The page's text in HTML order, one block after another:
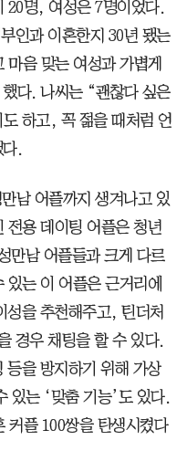
20명, 여성은 7명이었다.
인과 이혼한지 30년 됐는
음 맞는 여성과 가볍게
다. 나씨는 “괜찮다 싶은
하고, 꼭 젊을 때처럼 언
.
남 어플까지 생겨나고 있
전용 데이팅 어플은 청년
만남 어플들과 크게 다르
는 이 어플은 근거리에
성을 추천해주고, 틴더처
경우 채팅을 할 수 있다.
등을 방지하기 위해 가상
있는 ‘맞춤 기능’도 있다.
커플 100쌍을 탄생시켰다